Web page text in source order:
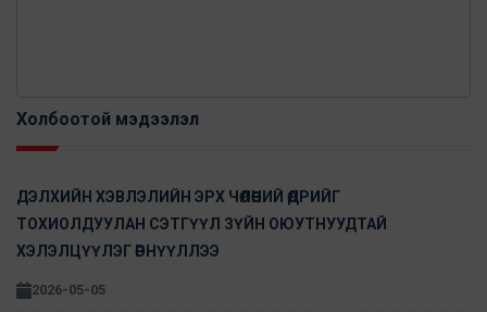
Холбоотой мэдээлэл
ДЭЛХИЙН ХЭВЛЭЛИЙН ЭРХ ЧӨЛӨӨНИЙ ӨДРИЙГ
ТОХИОЛДУУЛАН СЭТГҮҮЛ ЗҮЙН ОЮУТНУУДТАЙ
ХЭЛЭЛЦҮҮЛЭГ ӨРНҮҮЛЛЭЭ
2026-05-05